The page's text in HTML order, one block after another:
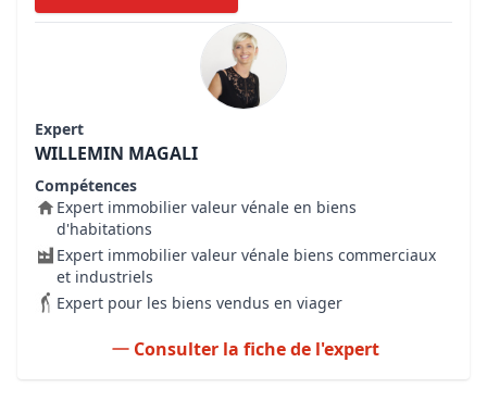
Expert
WILLEMIN MAGALI
Compétences
Expert immobilier valeur vénale en biens
d'habitations
Expert immobilier valeur vénale biens commerciaux
et industriels
Expert pour les biens vendus en viager
Consulter la fiche de l'expert